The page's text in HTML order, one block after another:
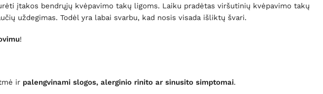
įtakos bendrųjų kvėpavimo takų ligoms. Laiku pradėtas viršutinių kvėpavimo takų
uždegimas. Todėl yra labai svarbu, kad nosis visada išliktų švari.
!
ir palengvinami slogos, alerginio rinito ar sinusito simptomai.